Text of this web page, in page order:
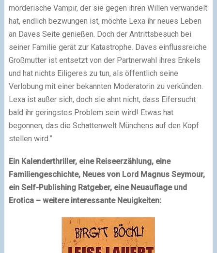
mörderische Vampir, der sie gegen ihren Willen verwandelt
hat, endlich bezwungen ist, möchte Lexa ihr neues Leben
an Daves Seite genießen. Doch der Antrittsbesuch bei
seiner Familie gerät zur Katastrophe. Daves einflussreiche
Großmutter ist entsetzt von der Partnerwahl ihres Enkels
und hat nichts Eiligeres zu tun, als öffentlich seine
Verlobung mit einer bekannten Moderatorin zu verkünden.
Lexa ist außer sich, doch sie ahnt nicht, dass Eifersucht
bald ihr geringstes Problem sein wird! Etwas hat
begonnen, das die Schattenwelt Münchens auf den Kopf
stellen wird.”
Ein Kalenderthriller, eine Reiseerzählung, eine
Familiengeschichte, Neues von Lord Magnus Seymour,
ein Self-Publishing Ratgeber, eine Neuauflage und
Erotica – weitere interessante Neuigkeiten: